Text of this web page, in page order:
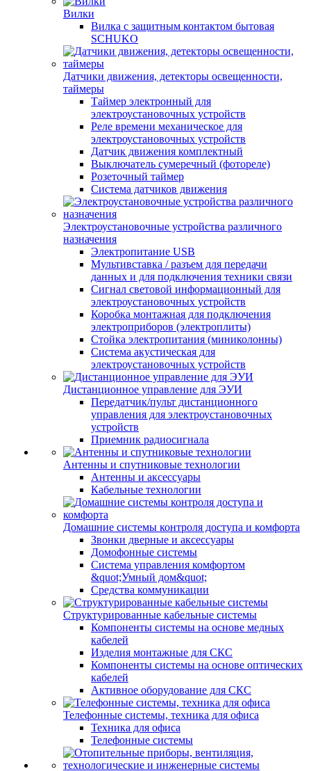
Вилки
Вилка с защитным контактом бытовая
SCHUKO
Датчики движения, детекторы освещенности,
таймеры
Таймер электронный для
электроустановочных устройств
Реле времени механическое для
электроустановочных устройств
Датчик движения комплектный
Выключатель сумеречный (фотореле)
Розеточный таймер
Система датчиков движения
Электроустановочные устройства различного
назначения
Электропитание USB
Мультивставка / разъем для передачи
данных и для подключения техники связи
Сигнал световой информационный для
электроустановочных устройств
Коробка монтажная для подключения
электроприборов (электроплиты)
Стойка электропитания (миниколонны)
Система акустическая для
электроустановочных устройств
Дистанционное управление для ЭУИ
Передатчик/пульт дистанционного
управления для электроустановочных
устройств
Приемник радиосигнала
Антенны и спутниковые технологии
Антенны и аксессуары
Кабельные технологии
Домашние системы контроля доступа и комфорта
Звонки дверные и аксессуары
Домофонные системы
Система управления комфортом
&quot;Умный дом&quot;
Средства коммуникации
Структурированные кабельные системы
Компоненты системы на основе медных
кабелей
Изделия монтажные для СКС
Компоненты системы на основе оптических
кабелей
Активное оборудование для СКС
Телефонные системы, техника для офиса
Техника для офиса
Телефонные системы